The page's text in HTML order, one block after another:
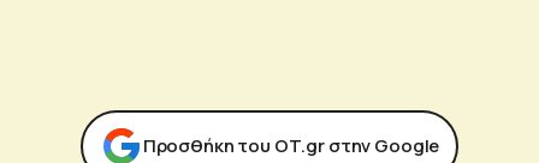
Προσθήκη του ΟΤ.gr στην Google